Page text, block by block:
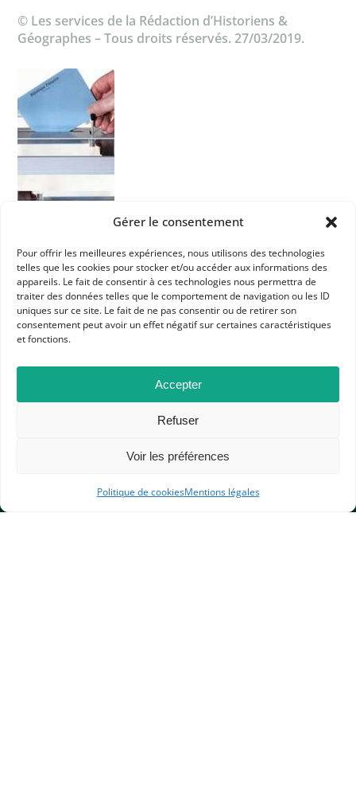
Gérer le consentement
Pour offrir les meilleures expériences, nous utilisons des technologies
telles que les cookies pour stocker et/ou accéder aux informations des
appareils. Le fait de consentir à ces technologies nous permettra de
traiter des données telles que le comportement de navigation ou les ID
uniques sur ce site. Le fait de ne pas consentir ou de retirer son
consentement peut avoir un effet négatif sur certaines caractéristiques
et fonctions.
Accepter
Refuser
Voir les préférences
Politique de cookiesMentions légales
© Les services de la Rédaction d’Historiens &
Géographes – Tous droits réservés. 27/03/2019.
Dans les catégories
ACTUALITÉS
ATELIER CITOYENNETÉ LES ATELIERS APHG